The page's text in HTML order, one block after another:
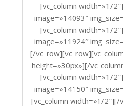
[vc_column width=»1/
image=»14093″
[vc_column width=»1/
image=»11924″
[/
height=»30px»][/
[vc_column width=»1/
image=»14150″
[vc_column width=»1/2″][/